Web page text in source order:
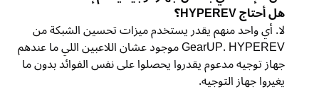
هل أحتاج HYPEREV؟
لا. أي واحد منهم يقدر يستخدم ميزات تحسين الشبكة من
GearUP. HYPEREV موجود عشان اللاعبين اللي ما عندهم
جهاز توجيه مدعوم يقدروا يحصلوا على نفس الفوائد بدون ما
يغيروا جهاز التوجيه.